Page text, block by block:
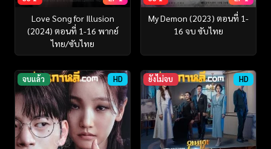
Love Song for Illusion
(2024) ตอนที่ 1-16 พากย์
ไทย/ซับไทย
My Demon (2023) ตอนที่ 1-
16 จบ ซับไทย
จบแล้ว HD ยังไม่จบ HD